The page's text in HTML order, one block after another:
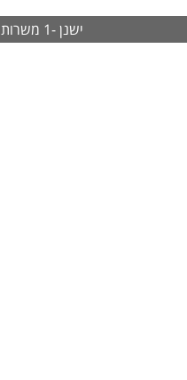
ישנן -1 משרות ב אשר לא צויינה בעבורן עיר